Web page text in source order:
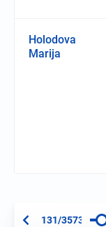
Holodova
Marija
131/3573